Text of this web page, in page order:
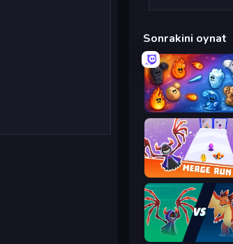
Sonrakini oynat
Elemental Merge
Merge Run
Monster Battle